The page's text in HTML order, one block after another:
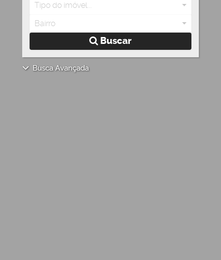
Tipo do imóvel...
Bairro
Buscar
Busca Avançada